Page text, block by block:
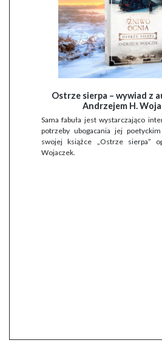
Ostrze sierpa – wywiad z
Andrzejem H.
Sama fabuła jest wystarczająco
potrzeby ubogacania jej
swojej książce „Ostrze sierpa”
Wojaczek.